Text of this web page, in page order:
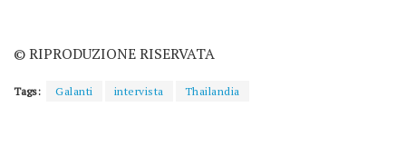
© RIPRODUZIONE RISERVATA
Tags: Galanti intervista Thailandia